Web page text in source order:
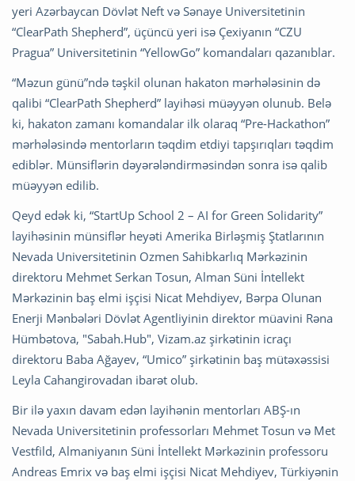
yeri Azərbaycan Dövlət Neft və Sənaye Universitetinin
“ClearPath Shepherd”, üçüncü yeri isə Çexiyanın “CZU
Pragua” Universitetinin “YellowGo” komandaları qazanıblar.
“Məzun günü”ndə təşkil olunan hakaton mərhələsinin də
qalibi “ClearPath Shepherd” layihəsi müəyyən olunub. Belə
ki, hakaton zamanı komandalar ilk olaraq “Pre-Hackathon”
mərhələsində mentorların təqdim etdiyi tapşırıqları təqdim
ediblər. Münsiflərin dəyərələndirməsindən sonra isə qalib
müəyyən edilib.
Qeyd edək ki, “StartUp School 2 – AI for Green Solidarity”
layihəsinin münsiflər heyəti Amerika Birləşmiş Ştatlarının
Nevada Universitetinin Ozmen Sahibkarlıq Mərkəzinin
direktoru Mehmet Serkan Tosun, Alman Süni İntellekt
Mərkəzinin baş elmi işçisi ⁠Nicat Mehdiyev, Bərpa Olunan
Enerji Mənbələri Dövlət Agentliyinin direktor müavini ⁠Rəna
Hümbətova, "Sabah.Hub", Vizam.az şirkətinin icraçı
direktoru ⁠Baba Ağayev, “Umico” şirkətinin baş mütəxəssisi
⁠Leyla Cahangirovadan ibarət olub.
Bir ilə yaxın davam edən layihənin mentorları ABŞ-ın
Nevada Universitetinin professorları Mehmet Tosun və Met
Vestfild, Almaniyanın Süni İntellekt Mərkəzinin professoru
Andreas Emrix və baş elmi işçisi ⁠Nicat Mehdiyev, Türkiyənin